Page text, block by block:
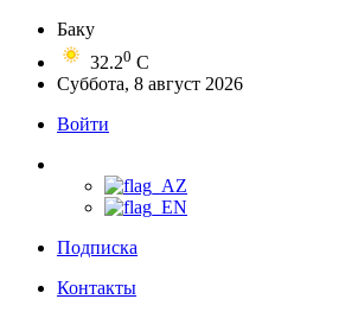
Баку
32.20 C
Суббота, 8 август 2026
Войти
Подписка
Контакты